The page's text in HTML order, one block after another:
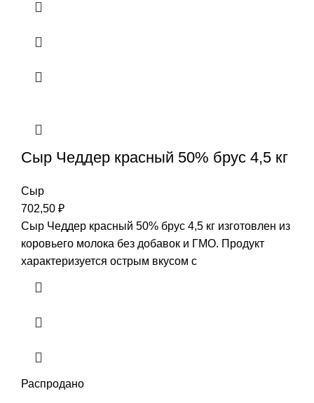
Сыр Чеддер красный 50% брус 4,5 кг
Сыр
702,50 ₽
Сыр Чеддер красный 50% брус 4,5 кг изготовлен из
коровьего молока без добавок и ГМО. Продукт
характеризуется острым вкусом с
Распродано